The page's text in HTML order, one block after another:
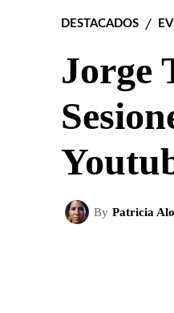
DESTACADOS
Jorge
By Patricia